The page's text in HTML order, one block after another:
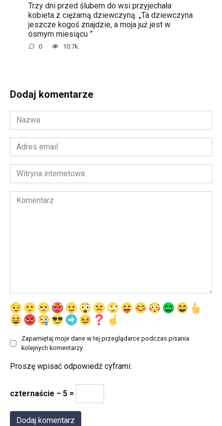
Trzy dni przed ślubem do wsi przyjechała
kobieta z ciężarną dziewczyną: „Ta dziewczyna
jeszcze kogoś znajdzie, a moja już jest w
ósmym miesiącu ”
0 10.7k.
Dodaj komentarze
Nazwa
*
Adres
email
*Witryna
internetowa
Komentarz
Zapamiętaj moje dane w tej przeglądarce podczas pisania
kolejnych komentarzy.
Proszę wpisać odpowiedź cyframi:
czternaście − 5 =